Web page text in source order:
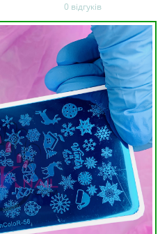
0 відгуків